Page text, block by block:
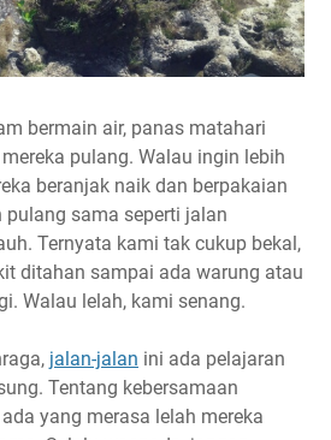
bermain air, panas matahari
pulang. Walau ingin lebih
beranjak naik dan berpakaian
pulang sama seperti jalan
Ternyata kami tak cukup bekal,
ditahan sampai ada warung atau
Walau lelah, kami senang.
jalan-jalan ini ada pelajaran
Tentang kebersamaan
yang merasa lelah mereka